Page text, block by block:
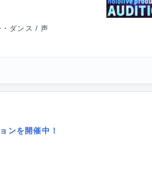
ダンス / 声
ンを開催中！